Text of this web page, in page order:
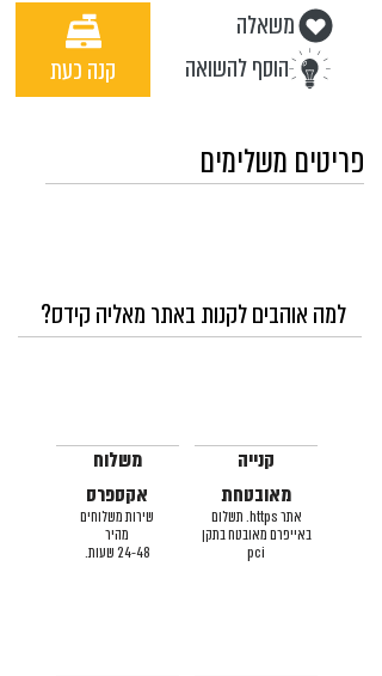
קנה כעת הוסף להשואה
משאלה
פריטים משלימים
למה אוהבים לקנות באתר מאליה קידס?
משלוח
אקספרס
שירות משלוחים
מהיר
24-48 שעות.
קנייה
מאובטחת
אתר https. תשלום
באייפרם מאובטח בתקן
pci